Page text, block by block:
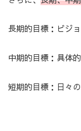
長期的目標：ビジ
中期的目標：具体
短期的目標：日々